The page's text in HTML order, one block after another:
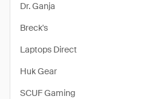
Dr. Ganja
Breck's
Laptops Direct
Huk Gear
SCUF Gaming